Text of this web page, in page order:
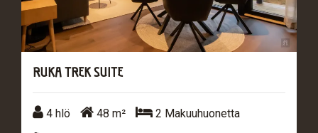
RUKA TREK SUITE
4 hlö
4 hlö 48 m²
48 m² 2 Makuuhuonetta
2 Makuuhuonetta